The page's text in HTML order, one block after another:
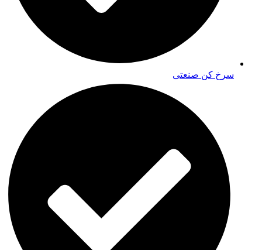
سرخ کن صنعتی